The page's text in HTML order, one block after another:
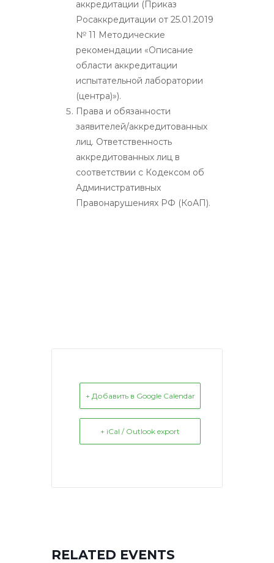
аккредитации (Приказ
Росаккредитации от 25.01.2019
№ 11 Методические
рекомендации «Описание
области аккредитации
испытательной лаборатории
(центра)»).
Права и обязанности
заявителей/аккредитованных
лиц. Ответственность
аккредитованных лиц в
соответствии с Кодексом об
Административных
Правонарушениях РФ (КоАП).
+ Добавить в Google Calendar
+ iCal / Outlook export
RELATED EVENTS